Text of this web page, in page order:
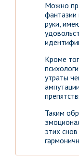
Можно
фантазии
руки,
Кроме
утраты
Таким
этих